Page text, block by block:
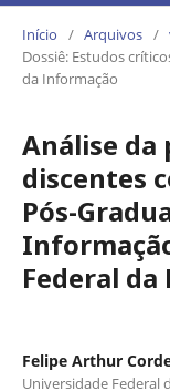
Início / Arquivos /
Dossiê: Estudos
da Informação
Análise da
discentes
Pós-
Federal da
Felipe Arthur
Universidade Federal